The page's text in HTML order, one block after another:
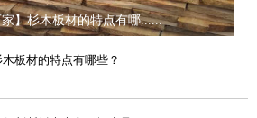
】杉木板材的特点有哪......
板材的特点有哪些？